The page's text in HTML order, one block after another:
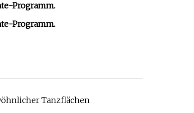
Programm.
Programm.
Tanzflächen